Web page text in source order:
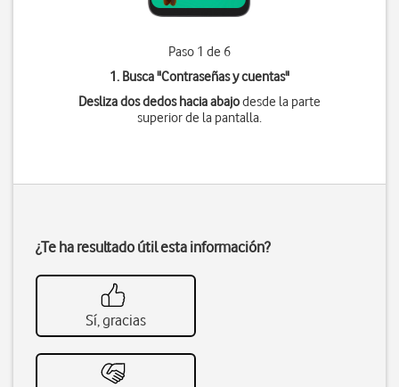
Paso 1 de 6
1. Busca "Contraseñas y cuentas"
Desliza dos dedos hacia abajodesde la parte
superior de la pantalla.
¿Te ha resultado útil esta información?
Sí, gracias